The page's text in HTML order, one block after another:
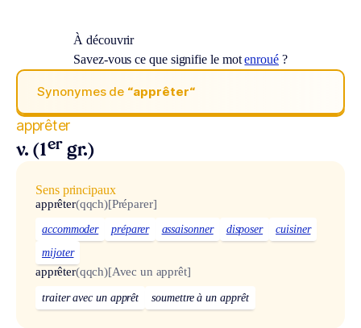
À découvrir
Savez-vous ce que signifie le motenroué?
Synonymes de “apprêter“
apprêter
v. (1er gr.)
Sens principaux
apprêter(qqch)[Préparer]
accommoder préparer assaisonner disposer
cuisiner
mijoter
apprêter(qqch)[Avec un apprêt]
traiter avec un apprêt soumettre à un apprêt